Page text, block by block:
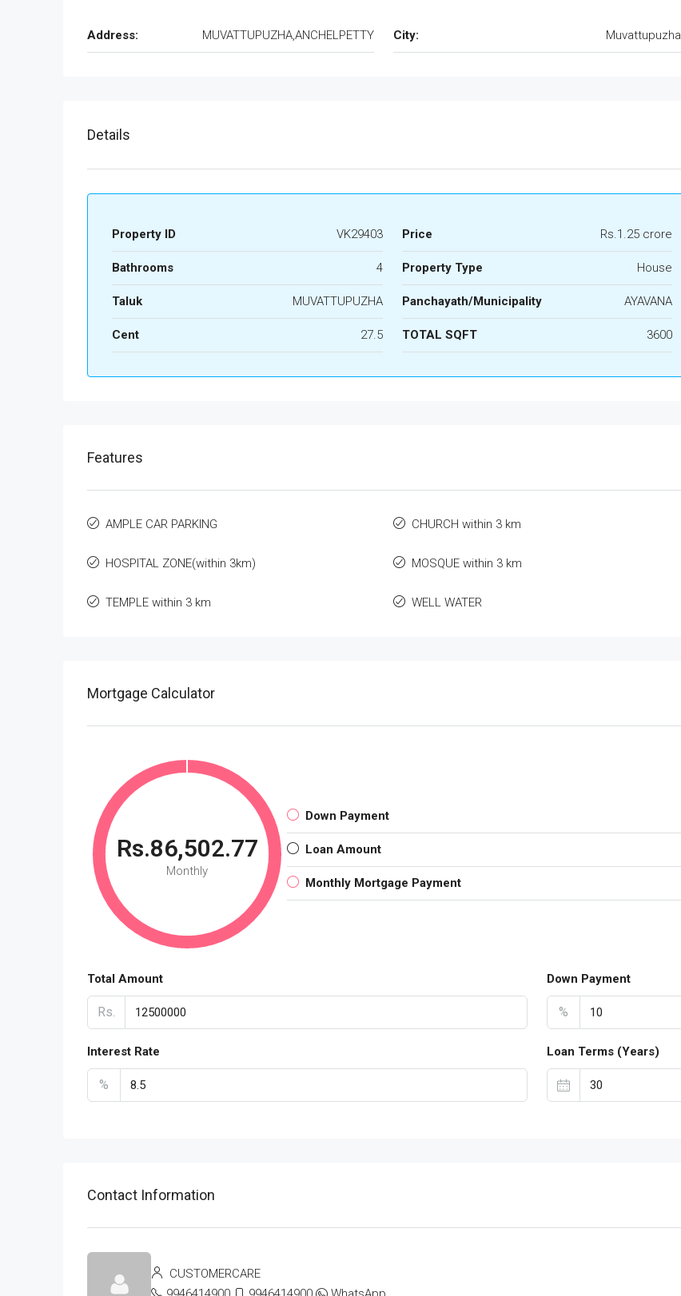
Address: MUVATTUPUZHA,ANCHELPETTY City: Muvattupuzha
Details
Property ID VK29403 Price Rs.1.25 crore
Bathrooms 4 Property Type House
Taluk MUVATTUPUZHA Panchayath/Municipality AYAVANA
Cent 27.5 TOTAL SQFT 3600
Features
AMPLE CAR PARKING CHURCH within 3 km
HOSPITAL ZONE(within 3km) MOSQUE within 3 km
TEMPLE within 3 km WELL WATER
Mortgage Calculator
Rs.86,502.77
Monthly
Down Payment
Loan Amount
Monthly Mortgage Payment
Total Amount
Rs.
Down Payment
%
Interest Rate
%
Loan Terms (Years)
Contact Information
CUSTOMERCARE